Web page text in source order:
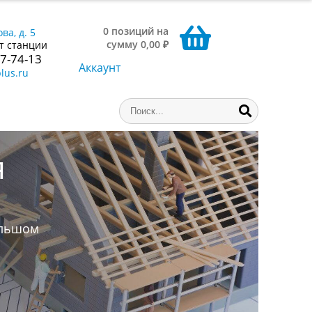
д. 5
станции
74-13
0 позиций на
сумму 0,00 ₽
Аккаунт